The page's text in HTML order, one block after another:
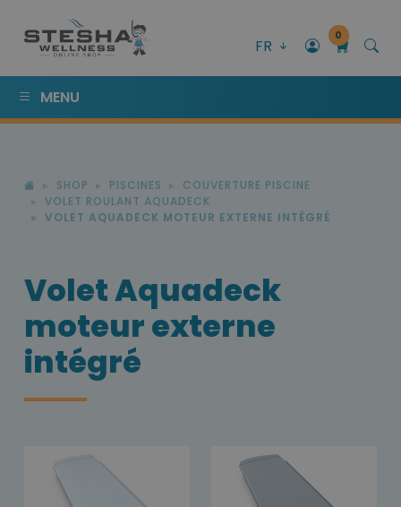
FR
0
MENU
SHOP PISCINES
COUVERTURE PISCINE
VOLET ROULANT AQUADECK
VOLET AQUADECK MOTEUR EXTERNE INTÉGRÉ
Volet Aquadeck
moteur externe
intégré